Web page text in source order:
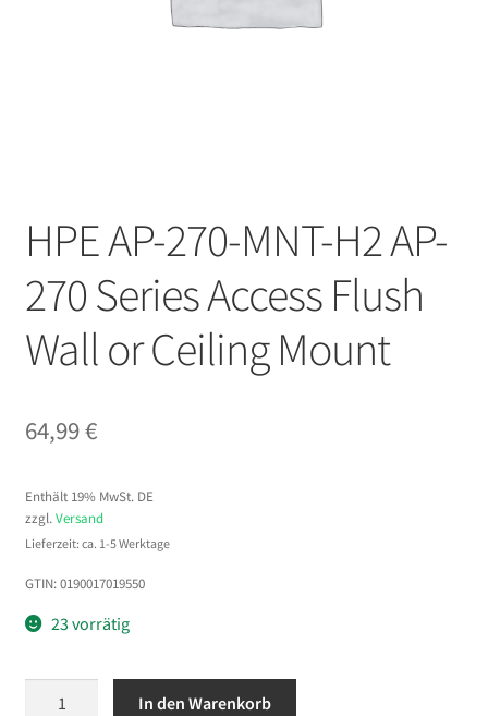
HPE AP-270-MNT-H2 AP-
270 Series Access Flush
Wall or Ceiling Mount
64,99€
Enthält 19% MwSt. DE
zzgl. Versand
Lieferzeit: ca. 1-5 Werktage
GTIN: 0190017019550
23 vorrätig
In den Warenkorb